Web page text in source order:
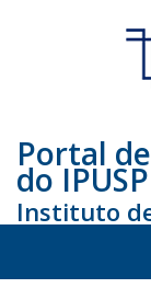
Portal
do IPUSP
Instituto